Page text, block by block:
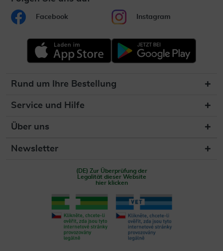
Facebook Instagram
Rund um Ihre Bestellung
Service und Hilfe
Über uns
Newsletter
(DE) Zur Überprüfung der
Legalität dieser Website
hier klicken